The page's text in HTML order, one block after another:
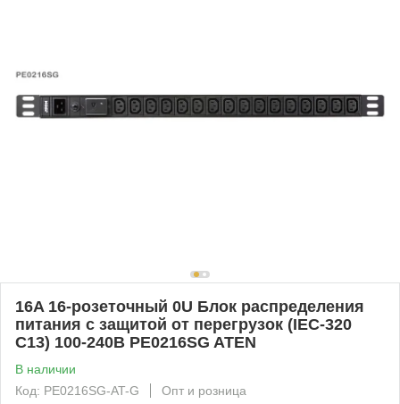
16A 16-розеточный 0U Блок распределения
питания с защитой от перегрузок (IEC-320
C13) 100-240В PE0216SG ATEN
В наличии
Код: PE0216SG-AT-G
Опт и розница